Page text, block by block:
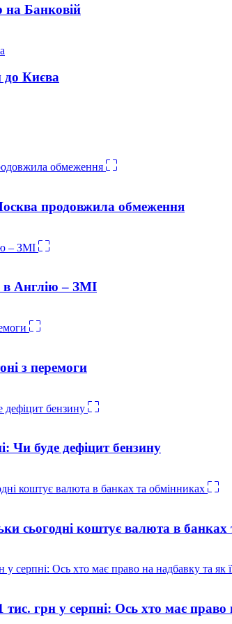
на Банковій
до Києва
продовжила обмеження
в Англію – ЗМІ
з перемоги
Чи буде дефіцит бензину
сьогодні коштує валюта в банках
тис. грн у серпні: Ось хто має